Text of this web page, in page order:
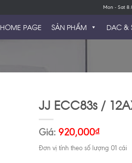
Mon - Sat
HOME PAGE SẢN PHẨM DAC &
JJ ECC83s /
Giá: 920,000₫
Đơn vị tính theo số lượng 01 cái